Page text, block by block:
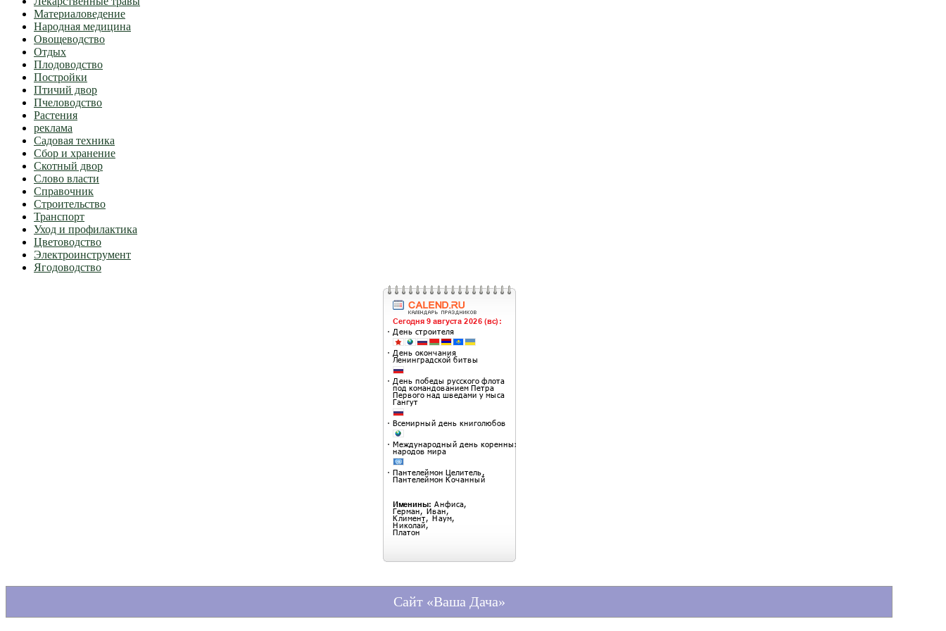
Материаловедение
Народная медицина
Овощеводство
Отдых
Плодоводство
Постройки
Птичий двор
Пчеловодство
Растения
реклама
Садовая техника
Сбор и хранение
Скотный двор
Слово власти
Справочник
Строительство
Транспорт
Уход и профилактика
Цветоводство
Электроинструмент
Ягодоводство
Сайт «Ваша Дача»